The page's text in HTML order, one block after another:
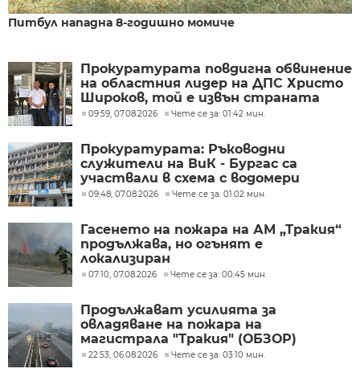
Питбул нападна 8-годишно момиче
Прокуратурата повдигна обвинение
на областния лидер на ДПС Христо
Широков, той е извън страната
09:59, 07.08.2026 Чете се за: 01:42 мин.
Прокуратурата: Ръководни
служители на ВиК - Бургас са
участвали в схема с водомери
09:48, 07.08.2026 Чете се за: 01:02 мин.
Гасенето на пожара на АМ „Тракия“
продължава, но огънят е
локализиран
07:10, 07.08.2026 Чете се за: 00:45 мин.
Продължават усилията за
овладяване на пожара на
магистрала "Тракия" (ОБЗОР)
22:53, 06.08.2026 Чете се за: 03:10 мин.